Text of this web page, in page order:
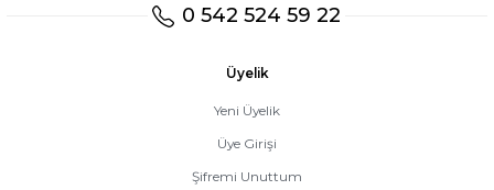
0 542 524 59 22
Üyelik
Yeni Üyelik
Üye Girişi
Şifremi Unuttum